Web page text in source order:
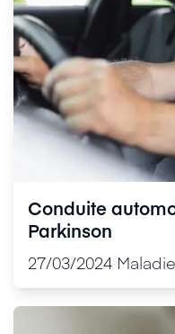
Conduite
Parkinson
27/03/2024